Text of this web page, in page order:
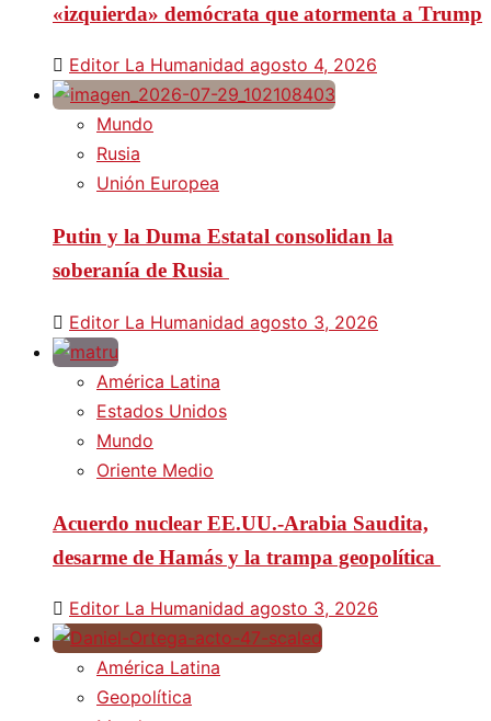
«izquierda» demócrata que atormenta a Trump
Editor La Humanidad agosto 4, 2026
Mundo
Rusia
Unión Europea
Putin y la Duma Estatal consolidan la
soberanía de Rusia
Editor La Humanidad agosto 3, 2026
América Latina
Estados Unidos
Mundo
Oriente Medio
Acuerdo nuclear EE.UU.-Arabia Saudita,
desarme de Hamás y la trampa geopolítica
Editor La Humanidad agosto 3, 2026
América Latina
Geopolítica